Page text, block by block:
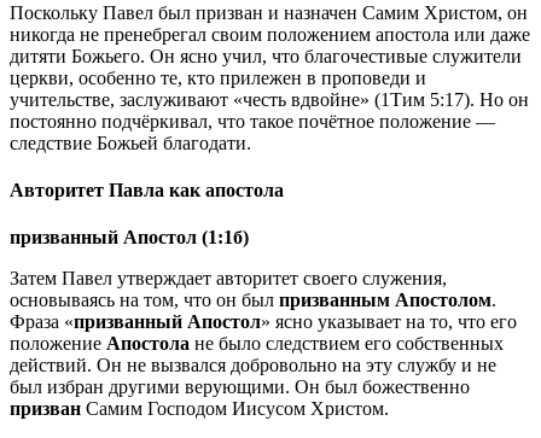
Поскольку Павел был призван и назначен Самим Христом, он
никогда не пренебрегал своим положением апостола или даже
дитяти Божьего. Он ясно учил, что благочестивые служители
церкви, особенно те, кто прилежен в проповеди и
учительстве, заслуживают «честь вдвойне» (1Тим 5:17). Но он
постоянно подчёркивал, что такое почётное положение —
следствие Божьей благодати.
Авторитет Павла как апостола
призванный Апостол (1:1б)
Затем Павел утверждает авторитет своего служения,
основываясь на том, что он был призванным Апостолом.
Фраза «призванный Апостол» ясно указывает на то, что его
положение Апостола не было следствием его собственных
действий. Он не вызвался добровольно на эту службу и не
был избран другими верующими. Он был божественно
призван Самим Господом Иисусом Христом.